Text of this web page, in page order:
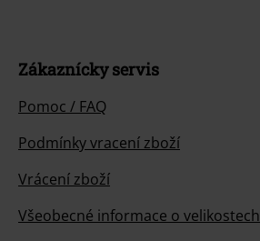
Zákaznícky servis
Pomoc / FAQ
Podmínky vracení zboží
Vrácení zboží
Všeobecné informace o velikostech